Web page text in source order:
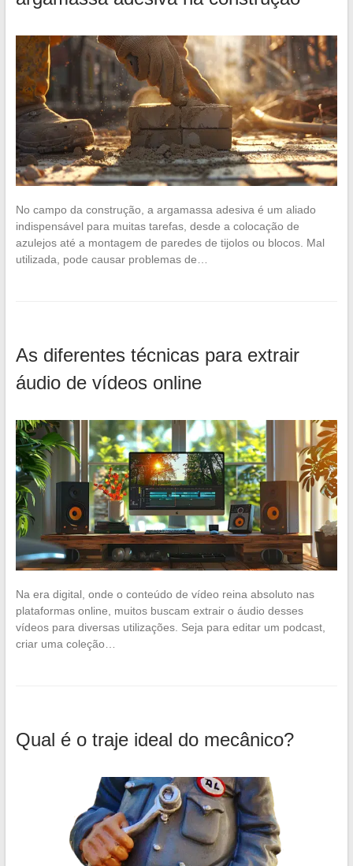
No campo da construção, a argamassa adesiva é um aliado
indispensável para muitas tarefas, desde a colocação de
azulejos até a montagem de paredes de tijolos ou blocos. Mal
utilizada, pode causar problemas de…
As diferentes técnicas para extrair
áudio de vídeos online
Na era digital, onde o conteúdo de vídeo reina absoluto nas
plataformas online, muitos buscam extrair o áudio desses
vídeos para diversas utilizações. Seja para editar um podcast,
criar uma coleção…
Qual é o traje ideal do mecânico?